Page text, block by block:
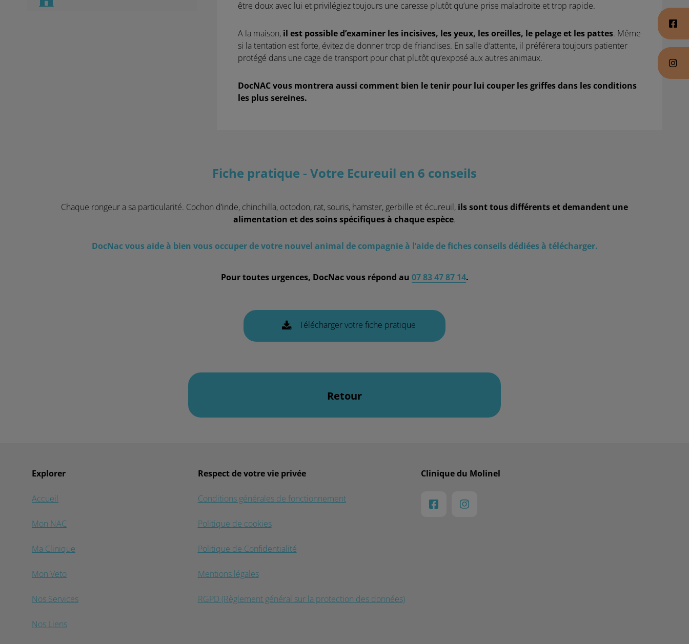
être doux avec lui et privilégiez toujours une caresse plutôt qu’une prise maladroite et trop rapide.
A la maison, il est possible d’examiner les incisives, les yeux, les oreilles, le pelage et les pattes. Même
si la tentation est forte, évitez de donner trop de friandises. En salle d’attente, il préférera toujours patienter
protégé dans une cage de transport pour chat plutôt qu’exposé aux autres animaux.
DocNAC vous montrera aussi comment bien le tenir pour lui couper les griffes dans les conditions
les plus sereines.
Fiche pratique - Votre Ecureuil en 6 conseils
Chaque rongeur a sa particularité. Cochon d’inde, chinchilla, octodon, rat, souris, hamster, gerbille et écureuil, ils sont tous différents et demandent une
alimentation et des soins spécifiques à chaque espèce.
DocNac vous aide à bien vous occuper de votre nouvel animal de compagnie à l’aide de fiches conseils dédiées à télécharger.
Pour toutes urgences, DocNac vous répond au 07 83 47 87 14.
Télécharger votre fiche pratique
Retour
Explorer
Accueil
Mon NAC
Ma Clinique
Mon Veto
Nos Services
Nos Liens
Respect de votre vie privée
Conditions générales de fonctionnement
Politique de cookies
Politique de Confidentialité
Mentions légales
RGPD (Règlement général sur la protection des données)
Clinique du Molinel